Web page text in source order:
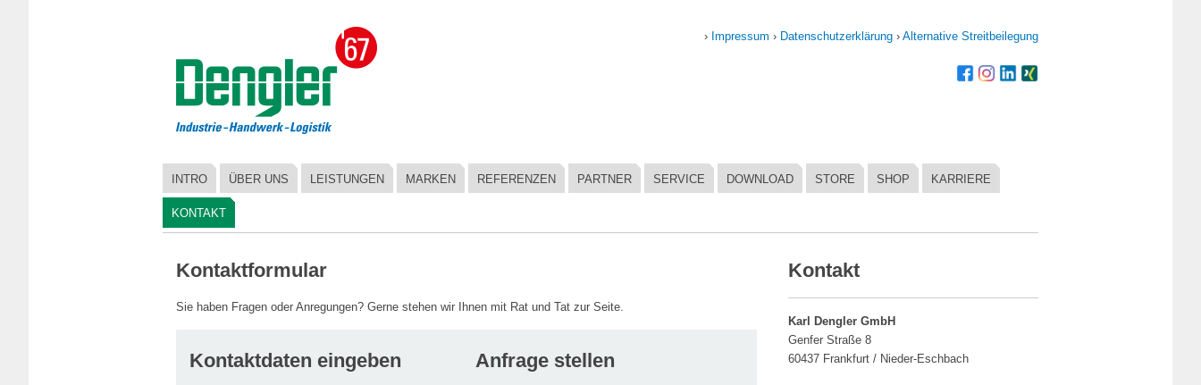
› Impressum › Datenschutzerklärung › Alternative Streitbeilegung
INTRO ÜBER UNS LEISTUNGEN MARKEN REFERENZEN PARTNER SERVICE DOWNLOAD STORE SHOP KARRIERE
KONTAKT
Kontaktformular
Sie haben Fragen oder Anregungen? Gerne stehen wir Ihnen mit Rat und Tat zur Seite.
Kontaktdaten eingeben Anfrage stellen
Kontakt
Karl Dengler GmbH
Genfer Straße 8
60437 Frankfurt / Nieder-Eschbach